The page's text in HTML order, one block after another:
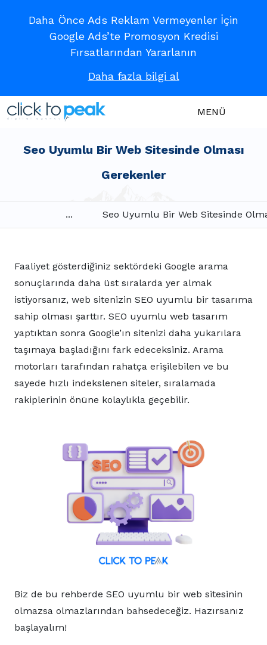
Daha Önce Ads Reklam Vermeyenler İçin
Google Ads’te Promosyon Kredisi
Fırsatlarından Yararlanın
Daha fazla bilgi al
MENÜ
Seo Uyumlu Bir Web Sitesinde Olması
Gerekenler
... Seo Uyumlu Bir Web Sitesinde
Faaliyet gösterdiğiniz sektördeki Google arama
sonuçlarında daha üst sıralarda yer almak
istiyorsanız, web sitenizin SEO uyumlu bir tasarıma
sahip olması şarttır. SEO uyumlu web tasarım
yaptıktan sonra Google’ın sitenizi daha yukarılara
taşımaya başladığını fark edeceksiniz. Arama
motorları tarafından rahatça erişilebilen ve bu
sayede hızlı indekslenen siteler, sıralamada
rakiplerinin önüne kolaylıkla geçebilir.
Biz de bu rehberde SEO uyumlu bir web sitesinin
olmazsa olmazlarından bahsedeceğiz. Hazırsanız
başlayalım!